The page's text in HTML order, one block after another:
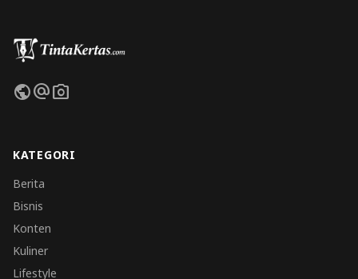
publicalternate_emailphoto_camera
KATEGORI
Berita
Bisnis
Konten
Kuliner
Lifestyle